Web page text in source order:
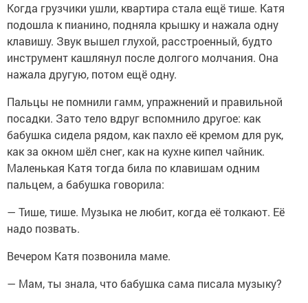
Когда грузчики ушли, квартира стала ещё тише. Катя
подошла к пианино, подняла крышку и нажала одну
клавишу. Звук вышел глухой, расстроенный, будто
инструмент кашлянул после долгого молчания. Она
нажала другую, потом ещё одну.
Пальцы не помнили гамм, упражнений и правильной
посадки. Зато тело вдруг вспомнило другое: как
бабушка сидела рядом, как пахло её кремом для рук,
как за окном шёл снег, как на кухне кипел чайник.
Маленькая Катя тогда била по клавишам одним
пальцем, а бабушка говорила:
— Тише, тише. Музыка не любит, когда её толкают. Её
надо позвать.
Вечером Катя позвонила маме.
— Мам, ты знала, что бабушка сама писала музыку?